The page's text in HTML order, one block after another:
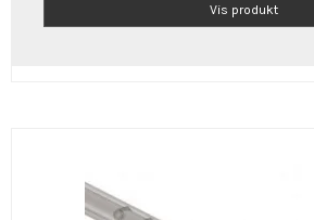
Vis produkt